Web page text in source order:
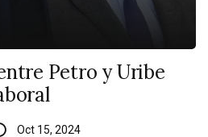
Petro y Uribe
Oct 15, 2024